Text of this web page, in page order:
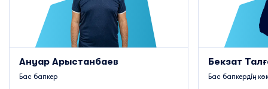
Ануар Арыстанбаев
Бас бапкер
Бекзат
Бас бапкердің